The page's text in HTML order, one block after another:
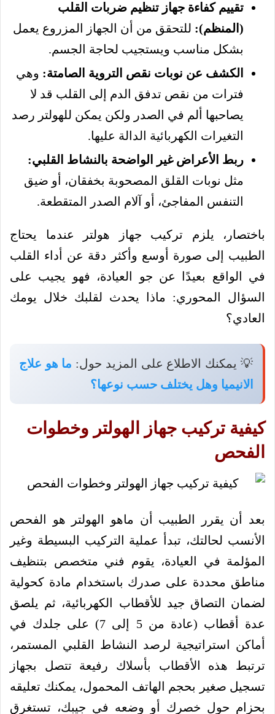
تقييم كفاءة جهاز تنظيم ضربات القلب
(المنظم): للتحقق من أن الجهاز المزروع يعمل
بشكل مناسب ويستجيب لحاجة الجسم.
الكشف عن نوبات نقص التروية الصامتة: وهي
فترات من نقص تدفق الدم إلى القلب قد لا
يصاحبها ألم في الصدر ولكن يمكن للهولتر رصد
التغيرات الكهربائية الدالة عليها.
ربط الأعراض غير الواضحة بالنشاط القلبي:
مثل نوبات القلق المصحوبة بخفقان، أو ضيق
التنفس المفاجئ، أو آلام الصدر المتقطعة.
باختصار، يلزم تركيب جهاز هولتر عندما يحتاج
الطبيب إلى صورة أوسع وأكثر دقة عن أداء القلب
في الواقع بعيدًا عن جو العيادة، فهو يجيب على
السؤال المحوري: ماذا يحدث لقلبك خلال يومك
العادي؟
💡 يمكنك الاطلاع على المزيد حول: ما هو علاج
الانيميا وهل يختلف حسب نوعها؟
كيفية تركيب جهاز الهولتر وخطوات
الفحص
بعد أن يقرر الطبيب أن ماهو الهولتر هو الفحص
الأنسب لحالتك، تبدأ عملية التركيب البسيطة وغير
المؤلمة في العيادة، يقوم فني متخصص بتنظيف
مناطق محددة على صدرك باستخدام مادة كحولية
لضمان التصاق جيد للأقطاب الكهربائية، ثم يلصق
عدة أقطاب (عادة من 5 إلى 7) على جلدك في
أماكن استراتيجية لرصد النشاط القلبي المستمر،
ترتبط هذه الأقطاب بأسلاك رفيعة تتصل بجهاز
تسجيل صغير بحجم الهاتف المحمول، يمكنك تعليقه
بحزام حول خصرك أو وضعه في جيبك، تستغرق